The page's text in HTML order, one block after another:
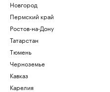
Новгород
Пермский край
Ростов-на-Дону
Татарстан
Тюмень
Черноземье
Кавказ
Карелия